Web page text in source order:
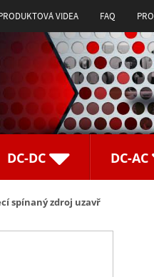
VIDEA FAQ
DC-DC DC-AC
spínaný zdroj uzavř